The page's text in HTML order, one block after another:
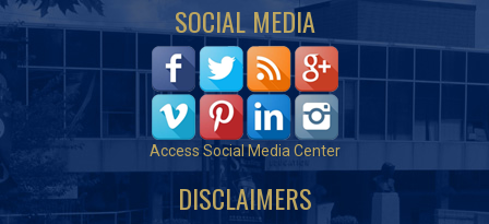
SOCIAL MEDIA
Access Social Media Center
DISCLAIMERS